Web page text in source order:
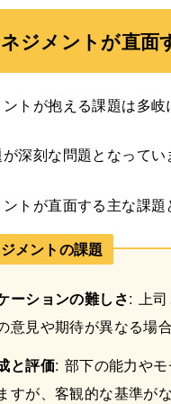
ジメントが直面
トが抱える課題は多
深刻な問題となってい
トが直面する主な課
メントの課題
ーションの難しさ: 上
意見や期待が異なる場
と評価: 部下の能力や
すが、客観的な基準が